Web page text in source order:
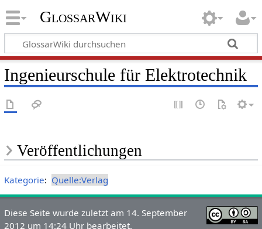
GlossarWiki
Ingenieurschule für Elektrotechnik
Veröffentlichungen
Kategorie: Quelle:Verlag
Diese Seite wurde zuletzt am 14. September
2012 um 14:24 Uhr bearbeitet.